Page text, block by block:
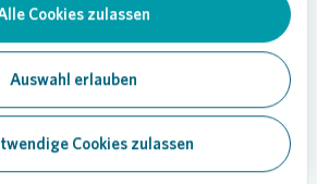
Cookies zulassen
Auswahl erlauben
Cookies zulassen
die in Gremberghoven
und gemeinsam die Kids-Gärten